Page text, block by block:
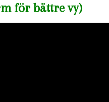
för bättre vy)